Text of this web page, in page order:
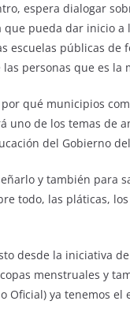
espera dialogar
pueda dar inicio
escuelas públicas de
personas que es la
qué municipios
uno de los temas de
del Gobierno
y también para
todo, las pláticas,
desde la iniciativa
menstruales y
Oficial) ya tenemos